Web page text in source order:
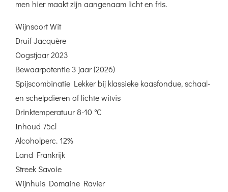
men hier maakt zijn aangenaam licht en fris.
Wijnsoort Wit
Druif Jacquère
Oogstjaar 2023
Bewaarpotentie 3 jaar (2026)
Spijscombinatie Lekker bij klassieke kaasfondue, schaal-
en schelpdieren of lichte witvis
Drinktemperatuur 8-10 °C
Inhoud 75cl
Alcoholperc. 12%
Land Frankrijk
Streek Savoie
Wijnhuis Domaine Ravier